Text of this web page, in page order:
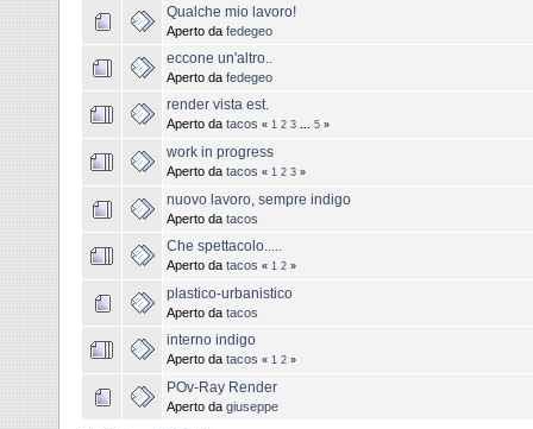
Qualche mio lavoro!
Aperto da fedegeo
eccone un'altro..
Aperto da fedegeo
render vista est.
Aperto da tacos « 1 2 3 5 »
work in progress
Aperto da tacos « 1 2 3 »
nuovo lavoro, sempre indigo
Aperto da tacos
Che spettacolo.....
Aperto da tacos « 1 2 »
plastico-urbanistico
Aperto da tacos
interno indigo
Aperto da tacos « 1 2 »
POv-Ray Render
Aperto da giuseppe